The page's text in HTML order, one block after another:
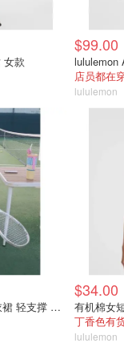
女款
$99.00
lululemon
店员都在
lululemon
lululemon Flow Y 连衣裙 轻支撑 B/C杯
$34.00
有机棉女
丁香色有
lululemon